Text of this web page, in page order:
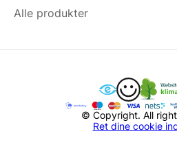
Alle produkter
© Copyright. All
Ret dine cookie